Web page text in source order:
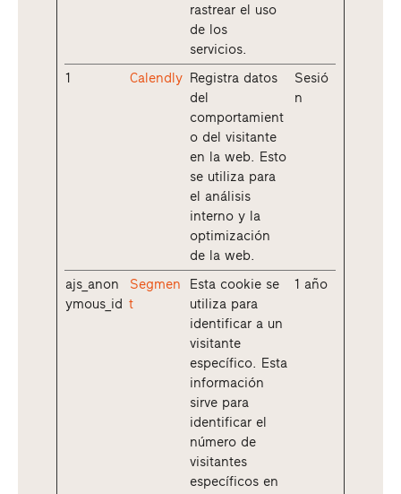
rastrear el uso
de los
servicios.
1 Calendly Registra datos
del
comportamient
o del visitante
en la web. Esto
se utiliza para
el análisis
interno y la
optimización
de la web.
Sesió
n
ajs_anon
ymous_id
Segmen
t
Esta cookie se
utiliza para
identificar a un
visitante
específico. Esta
información
sirve para
identificar el
número de
visitantes
específicos en
1 año